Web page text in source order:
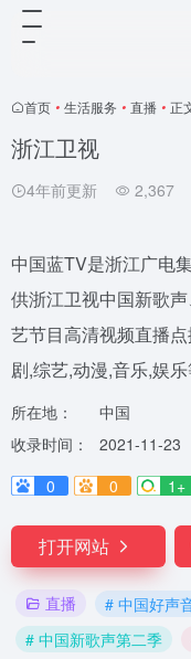
首页 • 生活服务 • 直播 • 正
浙江卫视
4年前更新 2,367
中国蓝TV是浙江广电
供浙江卫视中国新歌
艺节目高清视频直播
剧,综艺,动漫,音乐,娱
所在地：
中国
收录时间：
2021-11-23
0
0 1+
打开网站
直播 # 中国好声
# 中国新歌声第二季